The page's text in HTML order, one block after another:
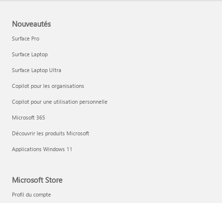
Nouveautés
Surface Pro
Surface Laptop
Surface Laptop Ultra
Copilot pour les organisations
Copilot pour une utilisation personnelle
Microsoft 365
Découvrir les produits Microsoft
Applications Windows 11
Microsoft Store
Profil du compte